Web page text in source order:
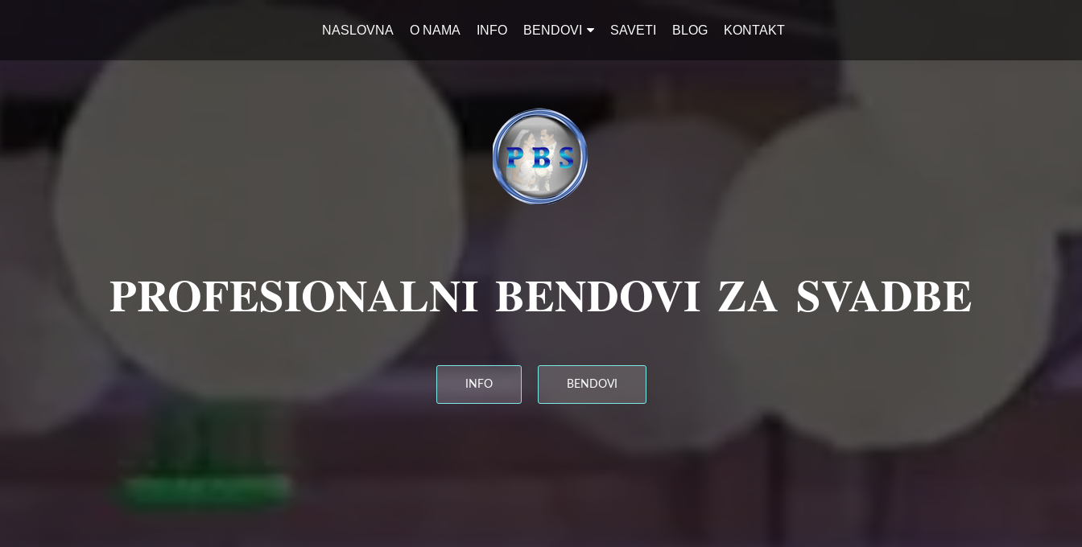
NASLOVNA O NAMA INFO BENDOVI SAVETI BLOG KONTAKT
PROFESIONALNI BENDOVI ZA SVADBE
INFO BENDOVI